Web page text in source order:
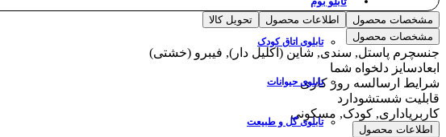
تابلوی اتاق کودک
تابلوی حیوانات
تابلوی گل و طبیعت
مشخصات محصول اطلاعات محصول
تحویل کالا
مشخصات محصول
جنسچرم پاستل, سندی, شاین (اکلیل دار), فیبرو (خشتی)
ابعادسایز دلخواه شما
شرایط ارسالسه روز کاری
قابلیت شستشودارد
کاربریاداری, کودک, مسکونی
اطلاعات محصول